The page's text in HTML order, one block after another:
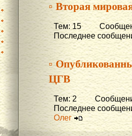
▫ Вторая
Тем: 15
Последнее
▫
ЦГВ
Тем: 2
Последнее
Олег